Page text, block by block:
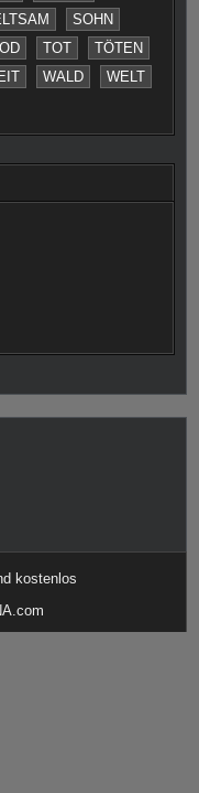
SOHN
TOT
TÖTEN
WALD
WELT
kostenlos